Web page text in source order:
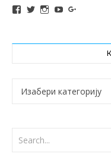
View altochef’s profile
View jovancica73’s
ViewView
Категорије